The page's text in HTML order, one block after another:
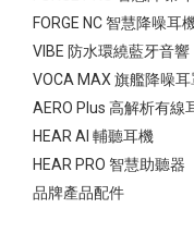
FORGE NC 智慧降噪耳
VIBE 防水環繞藍牙音響
VOCA MAX 旗艦降噪
AERO Plus 高解析有線
HEAR AI 輔聽耳機
HEAR PRO 智慧助聽器
品牌產品配件